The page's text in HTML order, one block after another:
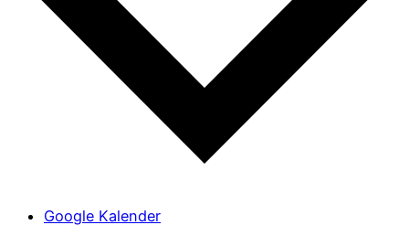
Google Kalender